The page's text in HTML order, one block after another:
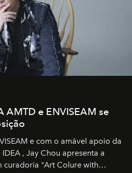
AMTD e ENVISEAM se
e com o amável apoio da
IDEA , Jay Chou apresenta a
curadoria "Art Colure with